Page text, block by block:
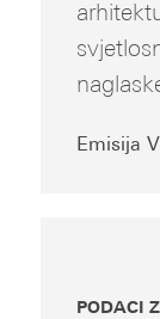
Emisija
PODACI